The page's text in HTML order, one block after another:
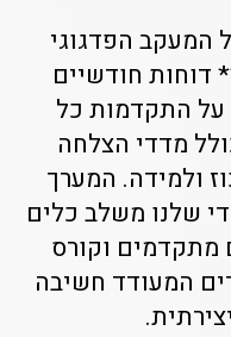
המעקב הפדגוגי
דוחות חודשיים
על התקדמות כל
מדדי הצלחה
ולמידה. המערך
שלנו משלב כלים
מתקדמים וקורס
המעודד חשיבה
יצירתית.